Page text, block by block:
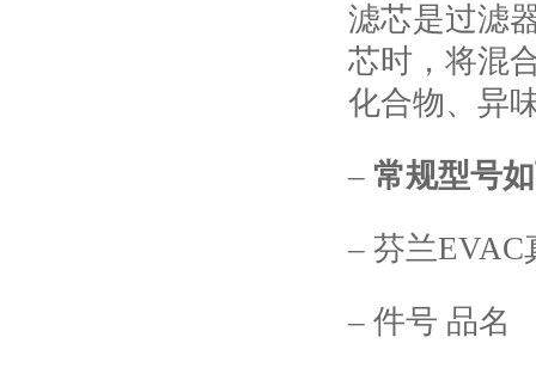
滤芯是过滤
芯时，将混
化合物、异
– 常规型号
– 芬兰EVAC
–件号 品名